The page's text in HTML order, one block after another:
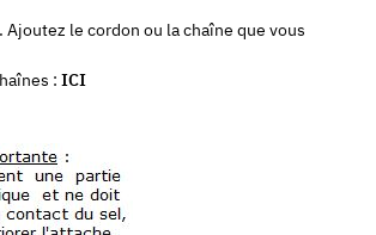
le cordon ou la chaîne que vous
: ICI